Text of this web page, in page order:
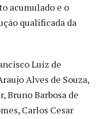
acumulado e o
qualificada da
Luiz de
Alves de Souza,
Bruno Barbosa de
Carlos Cesar